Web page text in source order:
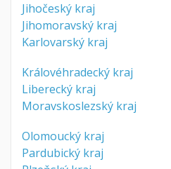
Jihočeský kraj
Jihomoravský kraj
Karlovarský kraj
Královéhradecký kraj
Liberecký kraj
Moravskoslezský kraj
Olomoucký kraj
Pardubický kraj